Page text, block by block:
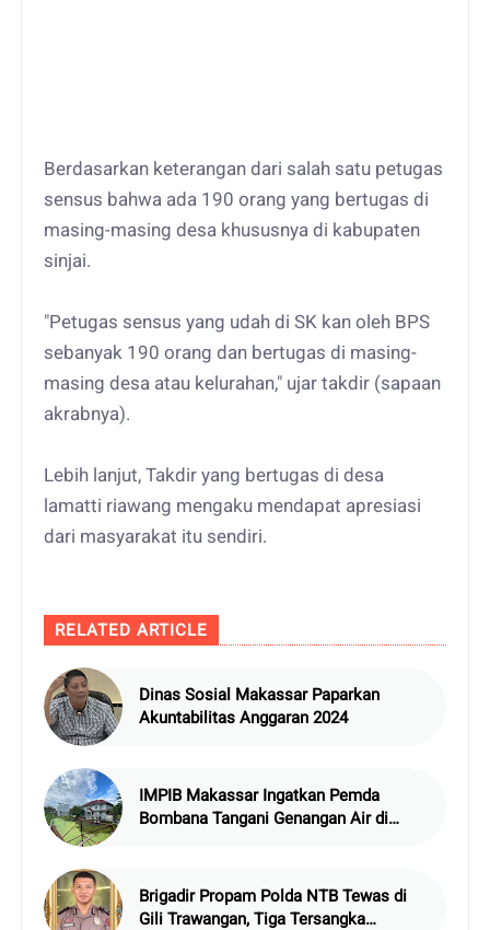
Berdasarkan keterangan dari salah satu petugas
sensus bahwa ada 190 orang yang bertugas di
masing-masing desa khususnya di kabupaten
sinjai.
"Petugas sensus yang udah di SK kan oleh BPS
sebanyak 190 orang dan bertugas di masing-
masing desa atau kelurahan," ujar takdir (sapaan
akrabnya).
Lebih lanjut, Takdir yang bertugas di desa
lamatti riawang mengaku mendapat apresiasi
dari masyarakat itu sendiri.
RELATED ARTICLE
Dinas Sosial Makassar Paparkan
Akuntabilitas Anggaran 2024
IMPIB Makassar Ingatkan Pemda
Bombana Tangani Genangan Air di
Brigadir Propam Polda NTB Tewas di
Gili Trawangan, Tiga Tersangka